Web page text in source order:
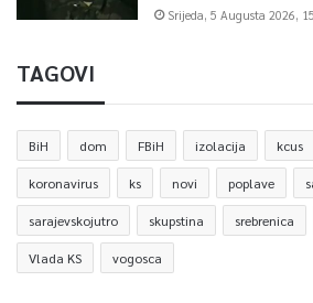
Srijeda, 5 Augusta 2026,
TAGOVI
BiH dom FBiH izolacija kcus
koronavirus ks novi poplave
sarajevskojutro skupstina srebrenica
Vlada KS vogosca